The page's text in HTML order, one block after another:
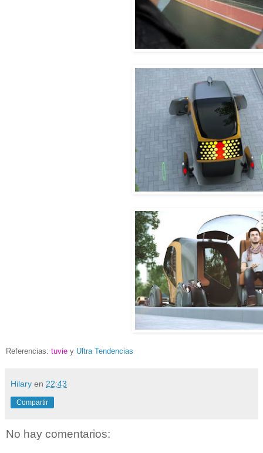
Referencias: tuvie y Ultra Tendencias
Hilary en 22:43
Compartir
No hay comentarios: